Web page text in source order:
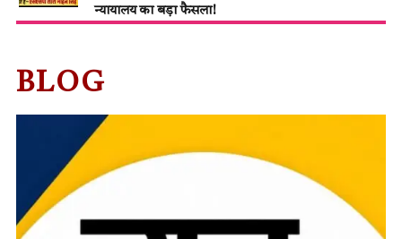
न्यायालय का बड़ा फैसला!
BLOG